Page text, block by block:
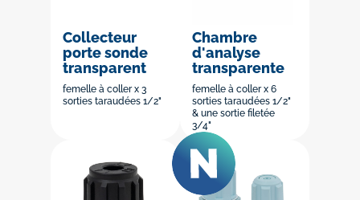
Collecteur
porte sonde
transparent
femelle à coller x 3
sorties taraudées 1/2"
Chambre
d'analyse
transparente
femelle à coller x 6
sorties taraudées 1/2"
& une sortie filetée
3/4"